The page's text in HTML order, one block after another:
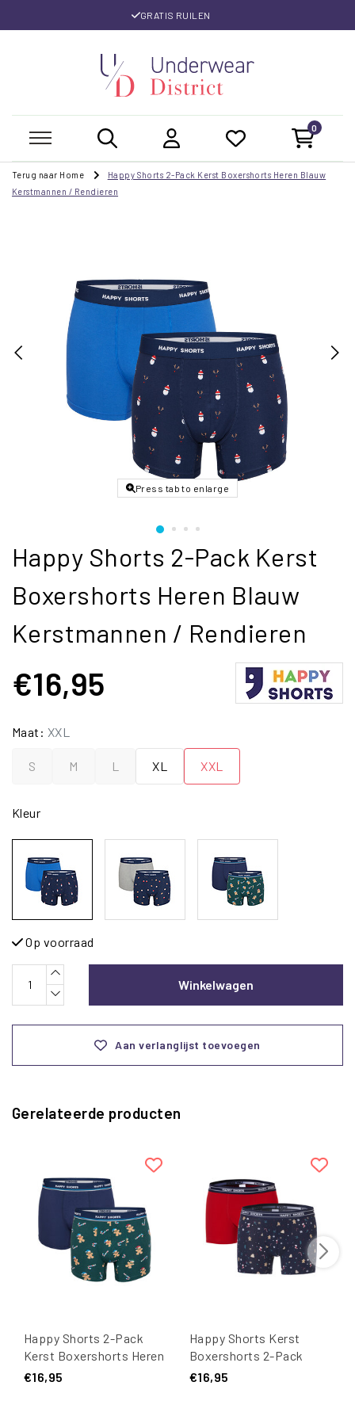
GRATIS RUILEN
0
Terug naar Home
Happy Shorts 2-Pack Kerst Boxershorts Heren Blauw
Kerstmannen / Rendieren
Press tab to enlarge
Happy Shorts 2-Pack Kerst
Boxershorts Heren Blauw
Kerstmannen / Rendieren
€16,95
Maat: XXL
S M L XL XXL
Kleur
Op voorraad
Winkelwagen
Aan verlanglijst toevoegen
Gerelateerde producten
Happy Shorts 2-Pack
Kerst Boxershorts Heren
Kerst Print
€16,95
Happy Shorts Kerst
Boxershorts 2-Pack
Heren Christmas Allover
€16,95